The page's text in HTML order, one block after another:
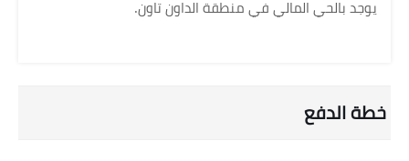
يوجد بالحي المالي في منطقة الداون تاون.
خطة الدفع